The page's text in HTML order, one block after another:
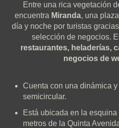
Entre una rica vegetación
encuentra Miranda, una
día y noche por turistas
selección de negocios.
restaurantes, heladerías,
negocios de
Cuenta con una dinámica
semicircular.
Está ubicada en la
metros de la Quinta